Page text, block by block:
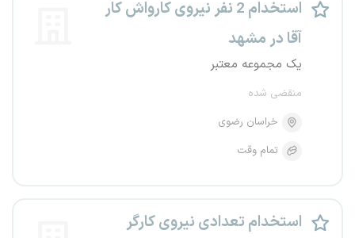
استخدام 2 نفر نیروی کارواش کار
آقا در مشهد
یک مجموعه معتبر
منقضی شده
خراسان رضوی
تمام وقت
استخدام تعدادی نیروی کارگر